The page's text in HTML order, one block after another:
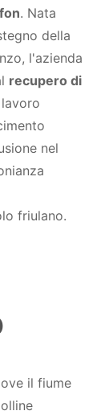
. Nata
della
l'azienda
recupero di
nel
friulano.
il fiume